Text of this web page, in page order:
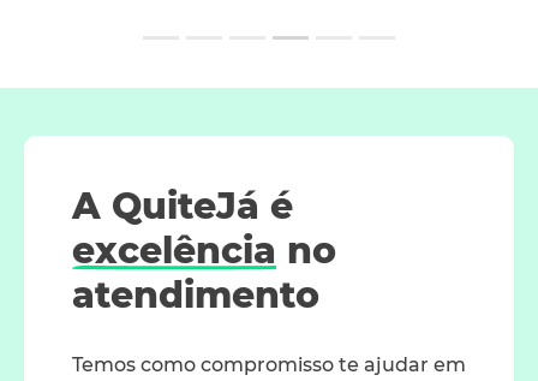
A QuiteJá é
excelência no
atendimento
Temos como compromisso te ajudar em